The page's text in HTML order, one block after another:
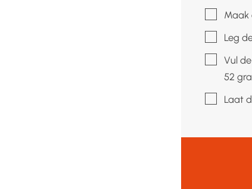
▢Maak
▢Leg
▢Vul
52
▢Laat